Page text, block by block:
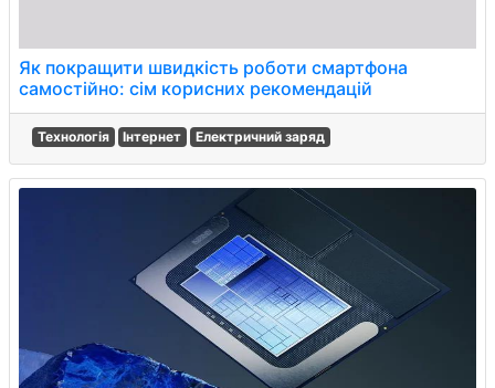
Як покращити швидкість роботи смартфона
самостійно: сім корисних рекомендацій
Технологія Інтернет Електричний заряд